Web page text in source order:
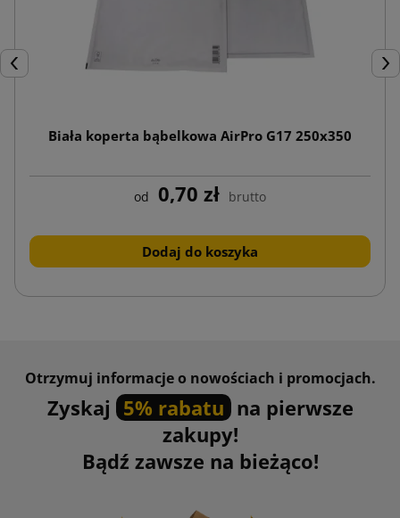
Poprzedni
Biała koperta bąbelkowa AirPro G17 250x350
od 0,70 zł brutto
Dodaj do koszyka
Otrzymuj informacje o nowościach i promocjach.
Zyskaj 5% rabatu na pierwsze
zakupy!
Bądź zawsze na bieżąco!